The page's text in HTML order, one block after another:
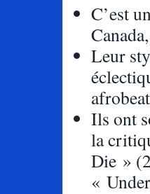
C’est
Leur
Ils ont
la
Die »
«